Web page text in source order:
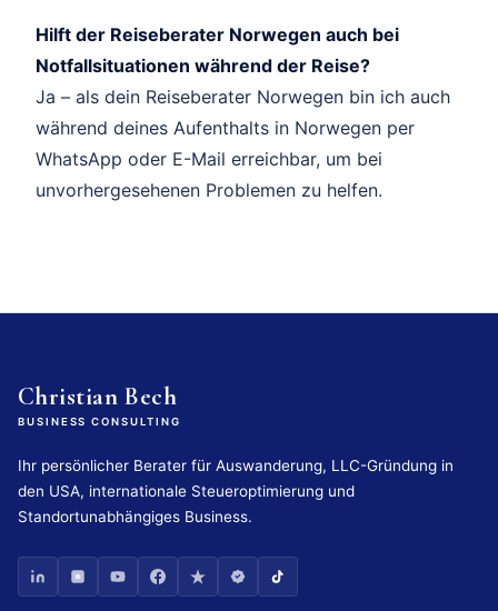
Hilft der Reiseberater Norwegen auch bei
Notfallsituationen während der Reise?
Ja – als dein Reiseberater Norwegen bin ich auch
während deines Aufenthalts in Norwegen per
WhatsApp oder E-Mail erreichbar, um bei
unvorhergesehenen Problemen zu helfen.
Christian Bech
BUSINESS CONSULTING
Ihr persönlicher Berater für Auswanderung, LLC-Gründung in
den USA, internationale Steueroptimierung und
Standortunabhängiges Business.